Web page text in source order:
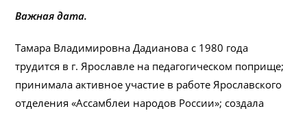
Важная дата.
Тамара Владимировна Дадианова с 1980 года
трудится в г. Ярославле на педагогическом поприще;
принимала активное участие в работе Ярославского
отделения «Ассамблеи народов России»; создала